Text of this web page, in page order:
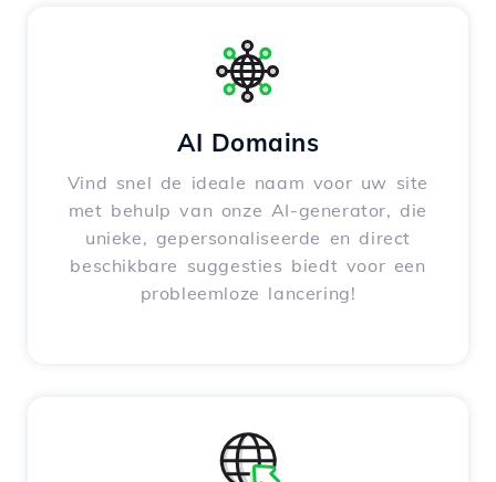
AI Domains
Vind snel de ideale naam voor uw site
met behulp van onze AI-generator, die
unieke, gepersonaliseerde en direct
beschikbare suggesties biedt voor een
probleemloze lancering!